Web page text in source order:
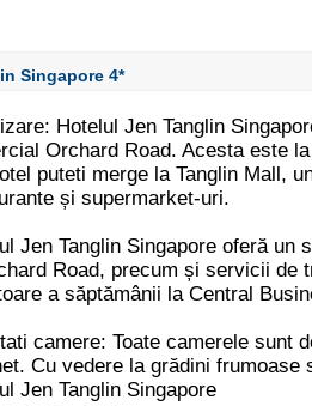
Singapore 4*
Hotelul Jen Tanglin
Orchard Road. Acesta este
puteti merge la Tanglin Mall,
și supermarket-uri.
Jen Tanglin Singapore oferă un
Road, precum și servicii de
a săptămânii la Central
camere: Toate camerele sunt
Cu vedere la grădini frumoase
Jen Tanglin Singapore